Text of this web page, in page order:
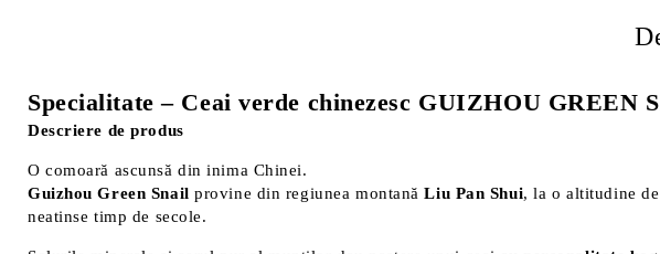
Specialitate – Ceai verde chinezesc GUIZHOU GREEN
Descriere de produs
O comoară ascunsă din inima Chinei.
Guizhou Green Snail provine din regiunea montanăLiu Pan Shui, la o altitudine de
neatinse timp de secole.